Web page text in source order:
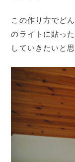
この作り方でど
のライトに貼っ
していきたいと思